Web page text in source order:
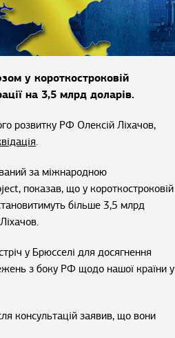
у короткостроковій
на 3,5 млрд доларів.
розвитку РФ Олексій Ліхачов,
.
за міжнародною
показав, що у короткостроковій
більше 3,5 млрд
у Брюсселі для досягнення
з боку РФ щодо нашої країни у
консультацій заявив, що вони